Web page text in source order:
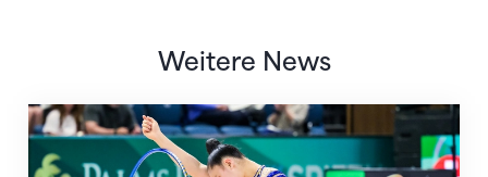
Weitere News
Nächster Halt: Weltmeisterschaft